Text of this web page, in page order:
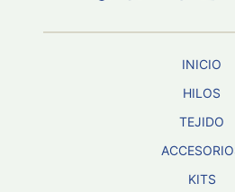
INICIO
HILOS
TEJIDO
KITS